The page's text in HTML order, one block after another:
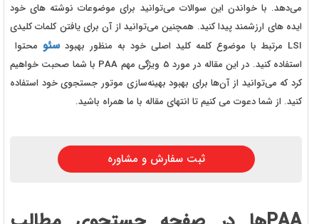
می‌دهد. با خواندن این سوالات می‌توانید برای موضوعات نوشته های خود
ایده های ارزشمند پیدا کنید. همچنین می‌توانید از آن برای یافتن کلمات کلیدی
LSI مرتبط با موضوع کلمه کلید اصلی خود به منظور بهبود
سئو محتوا
استفاده کنید. در این مقاله در مورد 5 ویژگی مهم PAA با شما صحبت خواهیم
کرد که می‌توانید از آن‌ها برای بهبود بهینه‌سازی موتور جستجوی خود استفاده
کنید. از شما دعوت می کنیم تا انتهای مقاله با ما همراه باشید.
ثبت سفارش و مشاوره